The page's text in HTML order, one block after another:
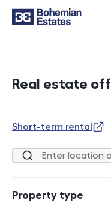
Real estate
Short-term rental
Location or street
Property type